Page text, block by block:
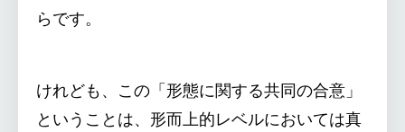
らです。
けれども、この「形態に関する共同の合意」
ということは、形而上的レベルにおいては真